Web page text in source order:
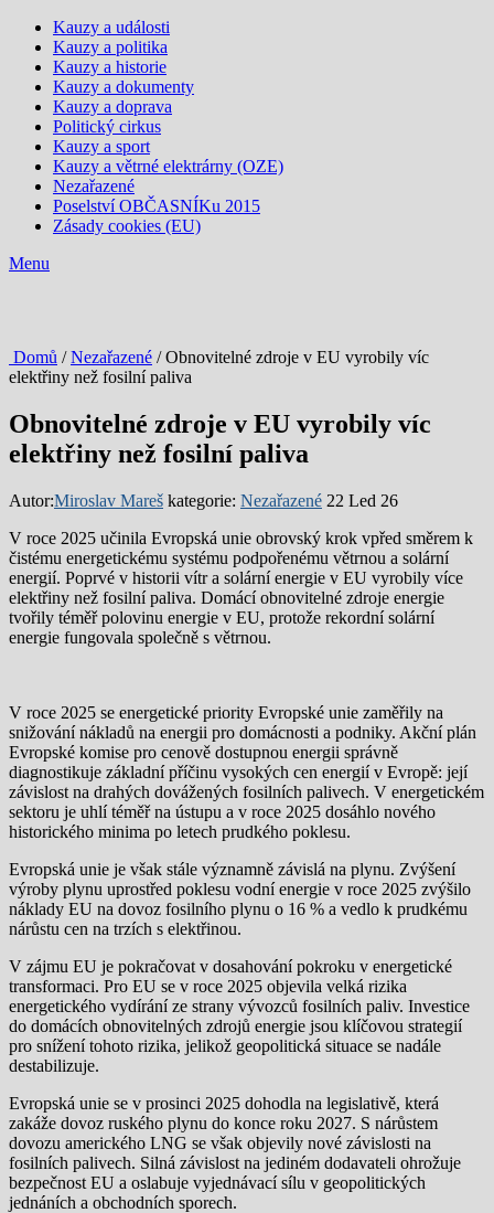
Kauzy a události
Kauzy a politika
Kauzy a historie
Kauzy a dokumenty
Kauzy a doprava
Politický cirkus
Kauzy a sport
Kauzy a větrné elektrárny (OZE)
Nezařazené
Poselství OBČASNÍKu 2015
Zásady cookies (EU)
Menu
Domů /Nezařazené / Obnovitelné zdroje v EU vyrobily víc
elektřiny než fosilní paliva
Obnovitelné zdroje v EU vyrobily víc
elektřiny než fosilní paliva
Autor:Miroslav Mareš kategorie: Nezařazené 22 Led 26
V roce 2025 učinila Evropská unie obrovský krok vpřed směrem k
čistému energetickému systému podpořenému větrnou a solární
energií. Poprvé v historii vítr a solární energie v EU vyrobily více
elektřiny než fosilní paliva. Domácí obnovitelné zdroje energie
tvořily téměř polovinu energie v EU, protože rekordní solární
energie fungovala společně s větrnou.
V roce 2025 se energetické priority Evropské unie zaměřily na
snižování nákladů na energii pro domácnosti a podniky. Akční plán
Evropské komise pro cenově dostupnou energii správně
diagnostikuje základní příčinu vysokých cen energií v Evropě: její
závislost na drahých dovážených fosilních palivech. V energetickém
sektoru je uhlí téměř na ústupu a v roce 2025 dosáhlo nového
historického minima po letech prudkého poklesu.
Evropská unie je však stále významně závislá na plynu. Zvýšení
výroby plynu uprostřed poklesu vodní energie v roce 2025 zvýšilo
náklady EU na dovoz fosilního plynu o 16 % a vedlo k prudkému
nárůstu cen na trzích s elektřinou.
V zájmu EU je pokračovat v dosahování pokroku v energetické
transformaci. Pro EU se v roce 2025 objevila velká rizika
energetického vydírání ze strany vývozců fosilních paliv. Investice
do domácích obnovitelných zdrojů energie jsou klíčovou strategií
pro snížení tohoto rizika, jelikož geopolitická situace se nadále
destabilizuje.
Evropská unie se v prosinci 2025 dohodla na legislativě, která
zakáže dovoz ruského plynu do konce roku 2027. S nárůstem
dovozu amerického LNG se však objevily nové závislosti na
fosilních palivech. Silná závislost na jediném dodavateli ohrožuje
bezpečnost EU a oslabuje vyjednávací sílu v geopolitických
jednáních a obchodních sporech.